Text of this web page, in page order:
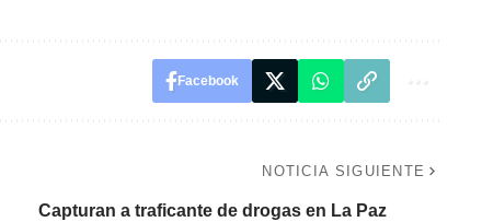
Facebook
NOTICIA SIGUIENTE
Capturan a traficante de drogas en La Paz